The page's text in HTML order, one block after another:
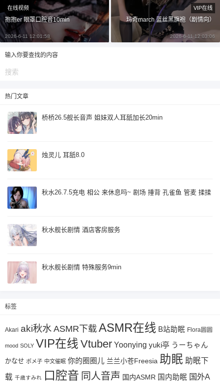
在线视频
抱抱er 眼罩口腔音10min
2026-6-11 12:01:58
VIP在线
玛奇march 蓝丝黑旗袍（剧情向）
2026-6-11 12:03:06
输入你要查找的内容
热门文章
桥桥26.5舰长音声 姐妹双人耳舐加长20min
烛灵儿 耳舐8.0
秋水26.7.5充电 相公 来休息吗~ 剧场 捶背 孔雀鱼 管麦 揉揉
秋水舰长剧情 酒店客房服务
秋水舰长剧情 特殊服务9min
标签
Akari aki秋水ASMR下载ASMR在线 B站助眠 Flora圆圆
mood SOLY VIP在线 Vtuber Yoonying yuki亭 うーちゃん
かなせ ポメ子 中文催眠 你的圈圈儿 兰兰小苍Freesia 助眠 助眠下
载 千歳すみれ 口腔音 同人音声 国内ASMR 国内助眠 国外A
您没有权限发布内容，请购买会员或者提升权
限。
6位以上